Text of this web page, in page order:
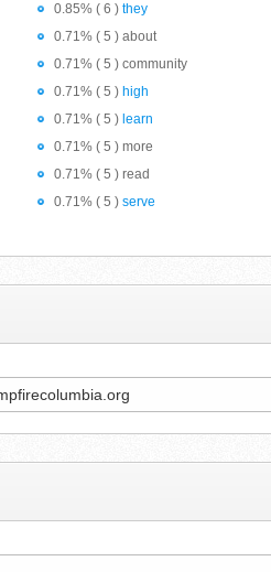
0.85% ( 6 ) they
0.71% ( 5 ) about
0.71% ( 5 ) community
0.71% ( 5 ) high
0.71% ( 5 ) learn
0.71% ( 5 ) more
0.71% ( 5 ) read
0.71% ( 5 ) serve